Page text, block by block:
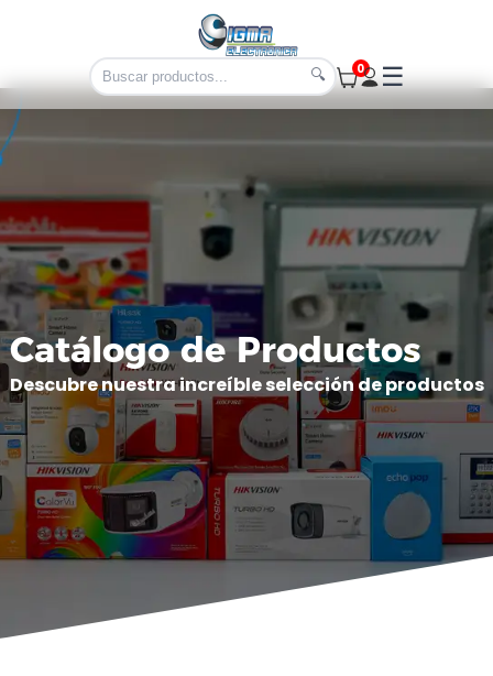
🔍 0 ☰
Catálogo de Productos
Descubre nuestra increíble selección de productos